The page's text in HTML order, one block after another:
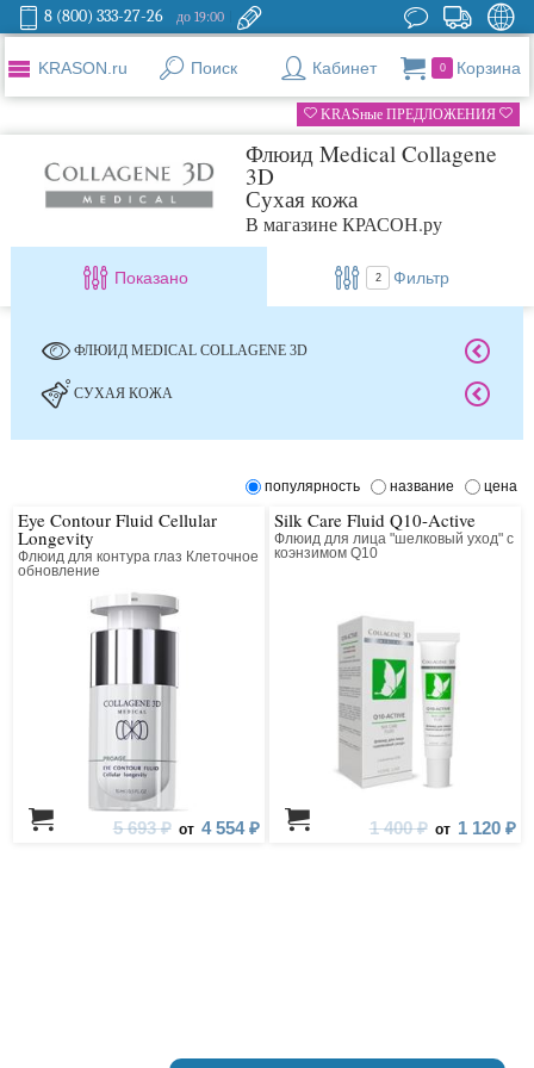
8 (800) 333-27-26 до 19:00
KRASON.ru Поиск Кабинет 0 Корзина
KRASные ПРЕДЛОЖЕНИЯ
Флюид Medical Collagene
3D
Сухая кожа
В магазине КРАСОН.ру
Показано 2 Фильтр
ФЛЮИД MEDICAL COLLAGENE 3D
СУХАЯ КОЖА
популярность название цена
Eye Contour Fluid Cellular
Longevity
Флюид для контура глаз Клеточное
обновление
5 693 ₽ от 4 554 ₽
Silk Care Fluid Q10-Active
Флюид для лица "шелковый уход" с
коэнзимом Q10
1 400 ₽ от 1 120 ₽